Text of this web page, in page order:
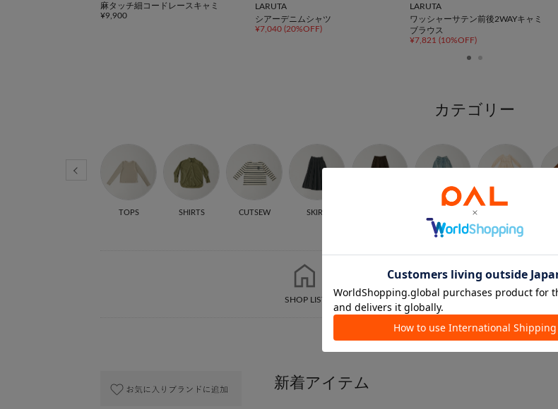
麻タッチ細コードレースキャミ
¥9,900
LARUTA
シアーデニムシャツ
¥7,040 (20%OFF)
LARUTA
ワッシャーサテン前後2WAYキャミ
ブラウス
¥7,821 (10%OFF)
カテゴリー
TOPS SHIRTS CUTSEW SKIRT
SHOP LIST INSTAGRAM STAFF SNAP